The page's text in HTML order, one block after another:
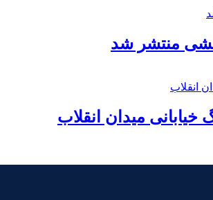
منتشر شد
میدان انقلاب